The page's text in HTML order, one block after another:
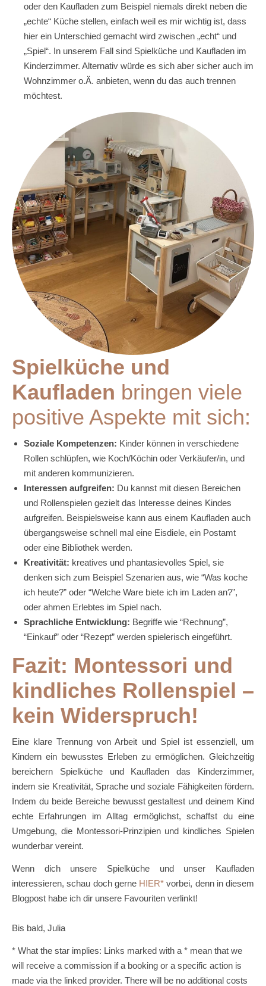
oder den Kaufladen zum Beispiel niemals direkt neben die
„echte“ Küche stellen, einfach weil es mir wichtig ist, dass
hier ein Unterschied gemacht wird zwischen „echt“ und
„Spiel“. In unserem Fall sind Spielküche und Kaufladen im
Kinderzimmer. Alternativ würde es sich aber sicher auch im
Wohnzimmer o.Ä. anbieten, wenn du das auch trennen
möchtest.
Spielküche und
Kaufladen bringen viele
positive Aspekte mit sich:
Soziale Kompetenzen: Kinder können in verschiedene
Rollen schlüpfen, wie Koch/Köchin oder Verkäufer/in, und
mit anderen kommunizieren.
Interessen aufgreifen: Du kannst mit diesen Bereichen
und Rollenspielen gezielt das Interesse deines Kindes
aufgreifen. Beispielsweise kann aus einem Kaufladen auch
übergangsweise schnell mal eine Eisdiele, ein Postamt
oder eine Bibliothek werden.
Kreativität: kreatives und phantasievolles Spiel, sie
denken sich zum Beispiel Szenarien aus, wie “Was koche
ich heute?” oder “Welche Ware biete ich im Laden an?”,
oder ahmen Erlebtes im Spiel nach.
Sprachliche Entwicklung: Begriffe wie “Rechnung”,
“Einkauf” oder “Rezept” werden spielerisch eingeführt.
Fazit: Montessori und
kindliches Rollenspiel –
kein Widerspruch!
Eine klare Trennung von Arbeit und Spiel ist essenziell, um
Kindern ein bewusstes Erleben zu ermöglichen. Gleichzeitig
bereichern Spielküche und Kaufladen das Kinderzimmer,
indem sie Kreativität, Sprache und soziale Fähigkeiten fördern.
Indem du beide Bereiche bewusst gestaltest und deinem Kind
echte Erfahrungen im Alltag ermöglichst, schaffst du eine
Umgebung, die Montessori-Prinzipien und kindliches Spielen
wunderbar vereint.
Wenn dich unsere Spielküche und unser Kaufladen
interessieren, schau doch gerne HIER
vorbei, denn in diesem
Blogpost habe ich dir unsere Favouriten verlinkt!
Bis bald, Julia
* What the star implies: Links marked with a * mean that we
will receive a commission if a booking or a specific action is
made via the linked provider. There will be no additional costs